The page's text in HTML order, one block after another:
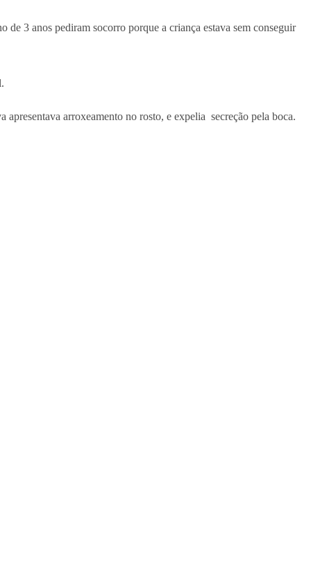
de 3 anos pediram socorro porque a criança estava sem conseguir
apresentava arroxeamento no rosto, e expelia secreção pela boca.